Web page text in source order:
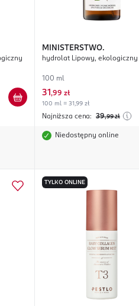
MINISTERSTWO.
hydrolat Lipowy, ekologiczny
100 ml
31 ,99 zł
100 ml = 31,99 zł
Najniższa cena: 39,99 zł
Niedostępny online
TYLKO ONLINE